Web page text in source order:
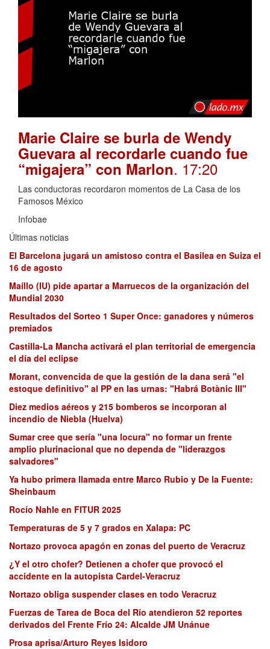
Marie Claire se burla de Wendy
Guevara al recordarle cuando fue
“migajera” con Marlon. 17:20
Las conductoras recordaron momentos de La Casa de los
Famosos México
Infobae
Últimas noticias
El Barcelona jugará un amistoso contra el Basilea en Suiza el
16 de agosto
Maíllo (IU) pide apartar a Marruecos de la organización del
Mundial 2030
Resultados del Sorteo 1 Super Once: ganadores y números
premiados
Castilla-La Mancha activará el plan territorial de emergencia
el día del eclipse
Morant, convencida de que la gestión de la dana será "el
estoque definitivo" al PP en las urnas: "Habrá Botànic III"
Diez medios aéreos y 215 bomberos se incorporan al
incendio de Niebla (Huelva)
Sumar cree que sería "una locura" no formar un frente
amplio plurinacional que no dependa de "liderazgos
salvadores"
Ya hubo primera llamada entre Marco Rubio y De la Fuente:
Sheinbaum
Rocío Nahle en FITUR 2025
Temperaturas de 5 y 7 grados en Xalapa: PC
Nortazo provoca apagón en zonas del puerto de Veracruz
¿Y el otro chofer? Detienen a chofer que provocó el
accidente en la autopista Cardel-Veracruz
Nortazo obliga suspender clases en todo Veracruz
Fuerzas de Tarea de Boca del Río atendieron 52 reportes
derivados del Frente Frío 24: Alcalde JM Unánue
Prosa aprisa/Arturo Reyes Isidoro